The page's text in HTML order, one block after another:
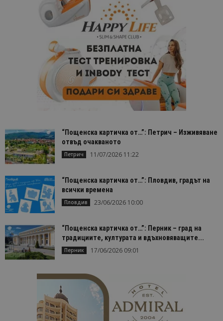
“Пощенска картичка от…”: Петрич – Изживяване
отвъд очакваното
Петрич 11/07/2026 11:22
“Пощенска картичка от…”: Пловдив, градът на
всички времена
Пловдив 23/06/2026 10:00
“Пощенска картичка от…”: Перник – град на
традициите, културата и вдъхновяващите...
Перник 17/06/2026 09:01